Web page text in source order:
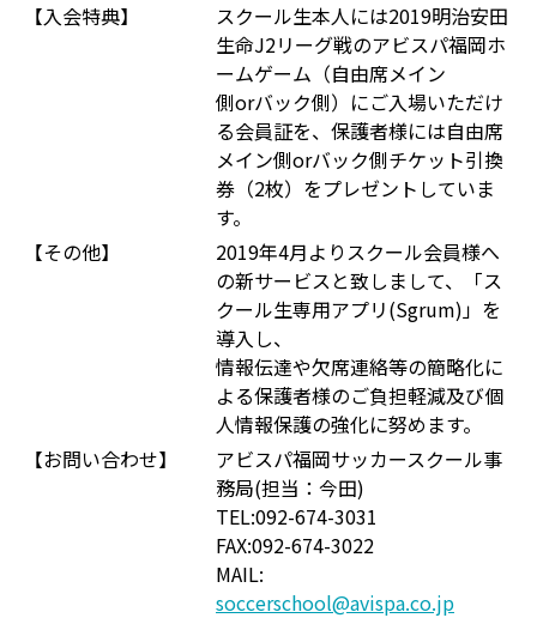
【入会特典】
スクール生本人には2019明治安田
生命J2リーグ戦のアビスパ福岡ホ
ームゲーム（自由席メイン
側orバック側）にご入場いただけ
る会員証を、保護者様には自由席
メイン側orバック側チケット引換
券（2枚）をプレゼントしていま
す。
【その他】
2019年4月よりスクール会員様へ
の新サービスと致しまして、「ス
クール生専用アプリ(Sgrum)」を
導入し、
情報伝達や欠席連絡等の簡略化に
よる保護者様のご負担軽減及び個
人情報保護の強化に努めます。
【お問い合わせ】
アビスパ福岡サッカースクール事
務局(担当：今田)
TEL:092-674-3031
FAX:092-674-3022
MAIL:
soccerschool@avispa.co.jp